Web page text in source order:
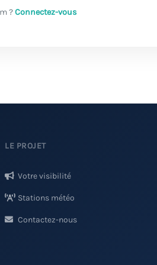
?Connectez-vous
LE PROJET
Votre visibilité
Stations météo
Contactez-nous